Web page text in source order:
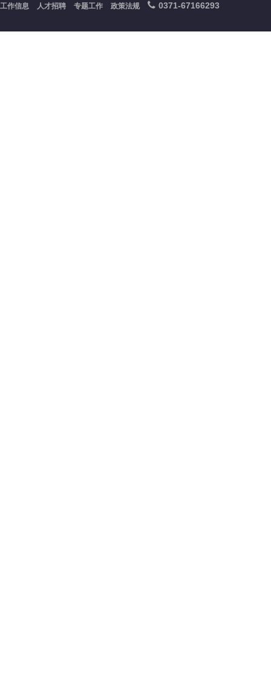
工作信息
人才招聘 专题工作 政策法规 0371-67166293